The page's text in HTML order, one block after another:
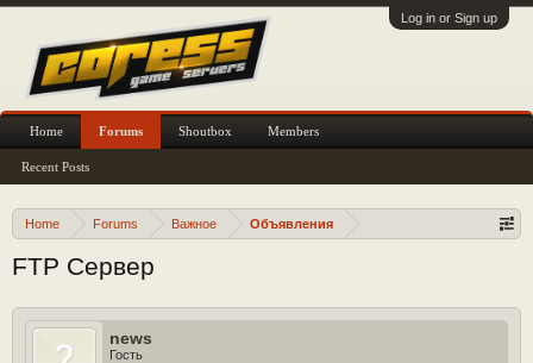
Log in or Sign up
Home Forums Важное Объявления
FTP Сервер
news
Гость
Home Forums
Recent Posts
Shoutbox Members